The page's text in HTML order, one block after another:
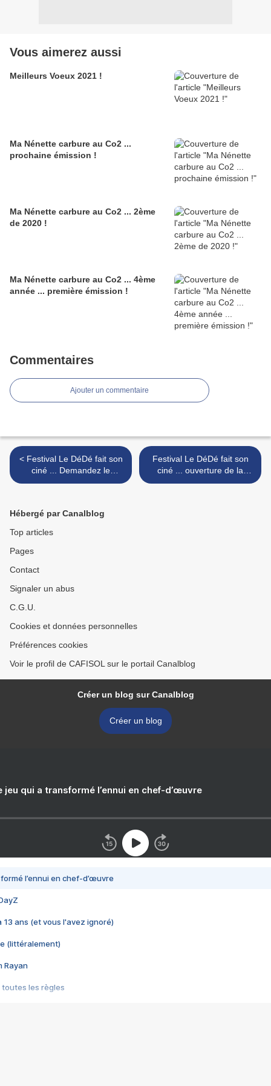
Vous aimerez aussi
Meilleurs Voeux 2021 !
Ma Nénette carbure au Co2 ...
prochaine émission !
Ma Nénette carbure au Co2 ... 2ème
de 2020 !
Ma Nénette carbure au Co2 ... 4ème
année ... première émission !
Commentaires
Ajouter un commentaire
< Festival Le DéDé fait son
ciné ... Demandez le
programme !
Festival Le DéDé fait son
ciné ... ouverture de la
boutique éphémère ! >
Hébergé par Canalblog
Top articles
Pages
Contact
Signaler un abus
C.G.U.
Cookies et données personnelles
Préférences cookies
Voir le profil de CAFISOL sur le portail Canalblog
Créer un blog sur Canalblog
Créer un blog
jeu qui a transformé l’ennui en chef-d’œuvre
l’ennui en chef-d’œuvre
13 ans (et vous l'avez ignoré)
(littéralement)
Rayan
toutes les règles